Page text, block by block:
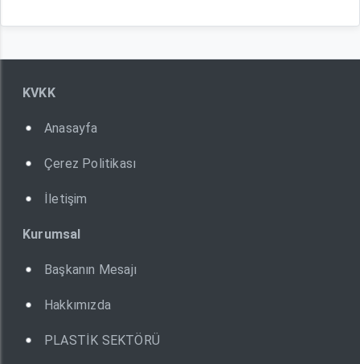
KVKK
Anasayfa
Çerez Politikası
İletişim
Kurumsal
Başkanın Mesajı
Hakkımızda
PLASTİK SEKTÖRÜ